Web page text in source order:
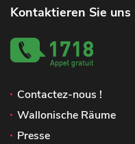
Kontaktieren Sie uns
Contactez-nous !
Wallonische Räume
Presse